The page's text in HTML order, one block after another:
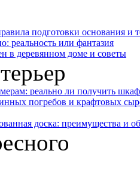
подготовки основания и
реальность или фантазия
в деревянном доме и советы
реально ли получить
погребов и крафтовых
доска: преимущества и